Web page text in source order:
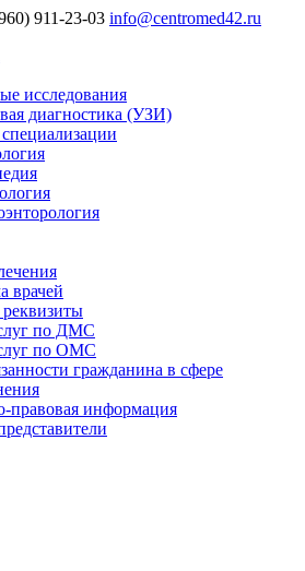
911-23-03 info@centromed42.ru
исследования
диагностика (УЗИ)
врачей
по ДМС
по ОМС
гражданина в сфере
правовая информация